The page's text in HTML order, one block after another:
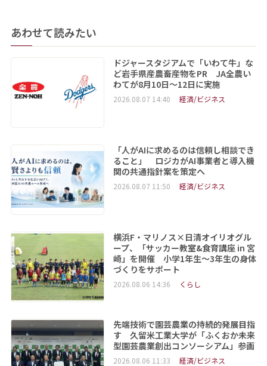
あわせて読みたい
ドジャースタジアムで「いわて牛」な
ど岩手県産農畜産物をPR JA全農い
わてが8月10日～12日に実施
2026.08.07 14:40 経済/ビジネス
「人がAIに求めるのは信頼し相談でき
ること」 ロジカがAI事業者と導入機
関の共通指針案を策定へ
2026.08.07 11:50 経済/ビジネス
横浜F・マリノス×日清オイリオグル
ープ、「サッカー教室&食育講座 in 宮
崎」を開催 小学1年生～3年生の身体
づくりをサポート
2026.08.06 14:36 くらし
先端技術で園芸農業の持続的発展目指
す 久留米工業大学が「ふくおか未来
型園芸農業創出コンソーシアム」参画
2026.08.06 11:33 経済/ビジネス